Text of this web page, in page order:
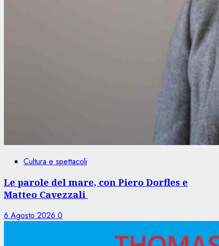
Cultura e spettacoli
Le parole del mare, con Piero Dorfles e
Matteo Cavezzali
6 Agosto 2026 0